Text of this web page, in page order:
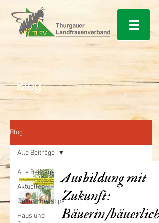
Blog
Blog
Alle Beiträge
Aktuelles
Gesundheitstips
Haus und
Alle Beiträge
Ausbildung mit
Zukunft:
Bäuerin/bäuerlich